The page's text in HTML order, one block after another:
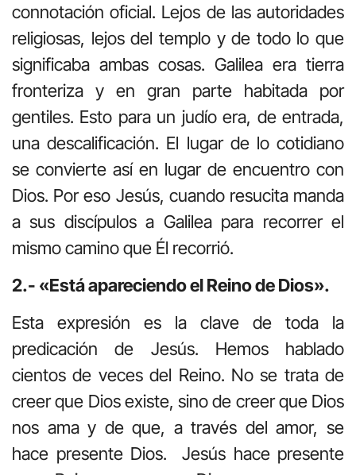
connotación oficial. Lejos de las autoridades
religiosas, lejos del templo y de todo lo que
significaba ambas cosas. Galilea era tierra
fronteriza y en gran parte habitada por
gentiles. Esto para un judío era, de entrada,
una descalificación. El lugar de lo cotidiano
se convierte así en lugar de encuentro con
Dios. Por eso Jesús, cuando resucita manda
a sus discípulos a Galilea para recorrer el
mismo camino que Él recorrió.
2.- «Está apareciendo el Reino de Dios».
Esta expresión es la clave de toda la
predicación de Jesús. Hemos hablado
cientos de veces del Reino. No se trata de
creer que Dios existe, sino de creer que Dios
nos ama y de que, a través del amor, se
hace presente Dios. Jesús hace presente